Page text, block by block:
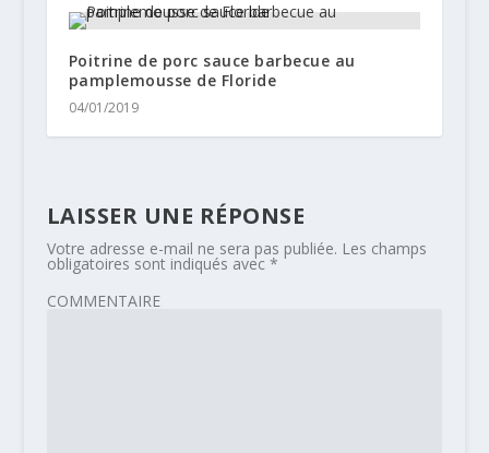
Poitrine de porc sauce barbecue au
pamplemousse de Floride
04/01/2019
LAISSER UNE RÉPONSE
Votre adresse e-mail ne sera pas publiée. Les champs
obligatoires sont indiqués avec *
COMMENTAIRE